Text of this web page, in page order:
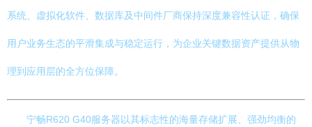
系统、虚拟化软件、数据库及中间件厂商保持深度兼容性认证，确保
用户业务生态的平滑集成与稳定运行，为企业关键数据资产提供从物
理到应用层的全方位保障。
宁畅R620 G40服务器以其标志性的海量存储扩展、强劲均衡的